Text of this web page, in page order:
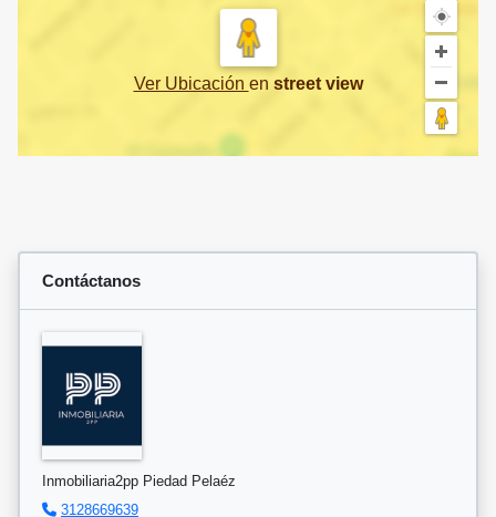
Ver Ubicación en street view
Contáctanos
Inmobiliaria2pp Piedad Pelaéz
3128669639